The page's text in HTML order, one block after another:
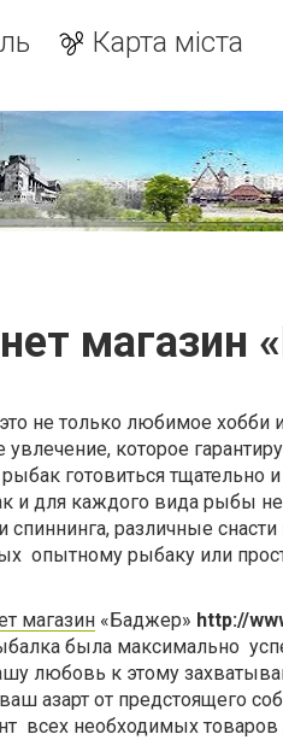
Карта міста
магазин
только любимое хобби
которое
готовиться тщательно и
и для каждого вида рыбы
различные снасти
опытному рыбаку или
магазин «Баджер» http://
была максимально
любовь к этому
азарт от предстоящего
всех необходимых